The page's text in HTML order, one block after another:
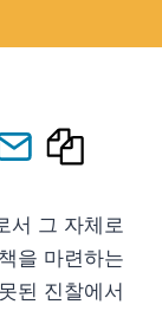
서 그 자체로
을 마련하는
된 진찰에서